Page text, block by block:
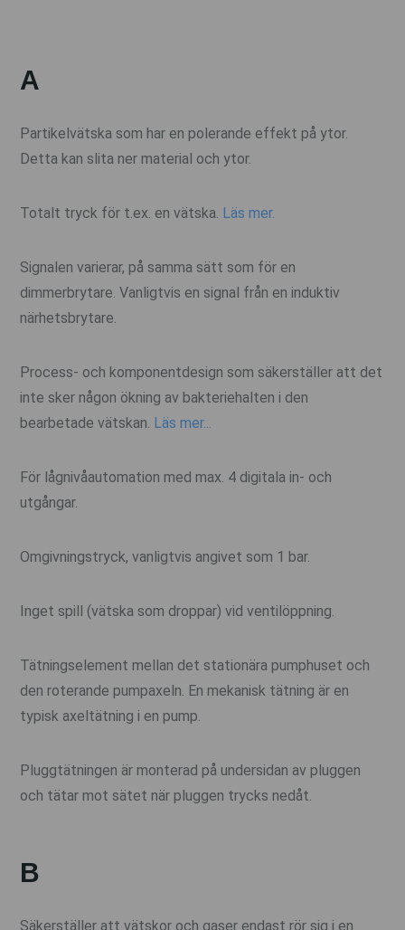
A
Partikelvätska som har en polerande effekt på ytor.
Detta kan slita ner material och ytor.
Totalt tryck för t.ex. en vätska. Läs mer.
Signalen varierar, på samma sätt som för en
dimmerbrytare. Vanligtvis en signal från en induktiv
närhetsbrytare.
Process- och komponentdesign som säkerställer att det
inte sker någon ökning av bakteriehalten i den
bearbetade vätskan. Läs mer...
För lågnivåautomation med max. 4 digitala in- och
utgångar.
Omgivningstryck, vanligtvis angivet som 1 bar.
Inget spill (vätska som droppar) vid ventilöppning.
Tätningselement mellan det stationära pumphuset och
den roterande pumpaxeln. En mekanisk tätning är en
typisk axeltätning i en pump.
Pluggtätningen är monterad på undersidan av pluggen
och tätar mot sätet när pluggen trycks nedåt.
B
Säkerställer att vätskor och gaser endast rör sig i en